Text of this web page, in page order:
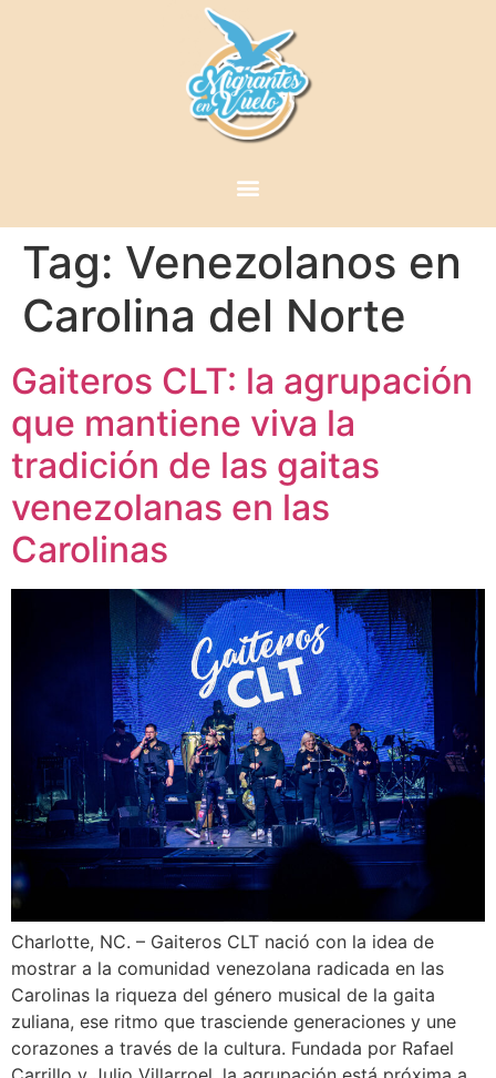
Tag: Venezolanos en
Carolina del Norte
Gaiteros CLT: la agrupación
que mantiene viva la
tradición de las gaitas
venezolanas en las
Carolinas
Charlotte, NC. – Gaiteros CLT nació con la idea de
mostrar a la comunidad venezolana radicada en las
Carolinas la riqueza del género musical de la gaita
zuliana, ese ritmo que trasciende generaciones y une
corazones a través de la cultura. Fundada por Rafael